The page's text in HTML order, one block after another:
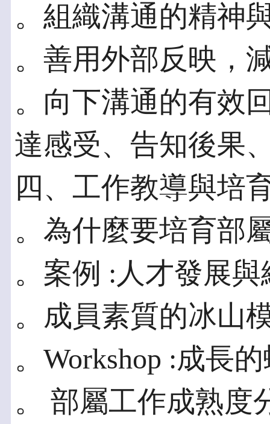
。組織溝通的精神
。善用外部反映，
。向下溝通的有效
達感受、告知後果
四、工作教導與培
。為什麼要培育部
。案例 :人才發展
。成員素質的冰山
。Workshop :成長
。 部屬工作成熟度